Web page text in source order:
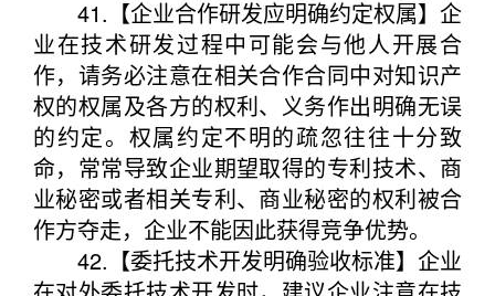
41.【企业合作研发应明确约定权属】企
业在技术研发过程中可能会与他人开展合
作，请务必注意在相关合作合同中对知识产
权的权属及各方的权利、义务作出明确无误
的约定。权属约定不明的疏忽往往十分致
命，常常导致企业期望取得的专利技术、商
业秘密或者相关专利、商业秘密的权利被合
作方夺走，企业不能因此获得竞争优势。
42.【委托技术开发明确验收标准】企业